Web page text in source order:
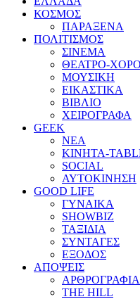
ΚΟΣΜΟΣ
ΠΑΡΑΞΕΝΑ
ΠΟΛΙΤΙΣΜΟΣ
ΣΙΝΕΜΑ
ΘΕΑΤΡΟ-
ΜΟΥΣΙΚΗ
ΕΙΚΑΣΤΙΚΑ
ΒΙΒΛΙΟ
ΧΕΙΡΟΓΡΑΦΑ
GEEK
ΝΕΑ
ΚΙΝΗΤΑ-
SOCIAL
ΑΥΤΟΚΙΝΗΣΗ
GOOD LIFE
ΓΥΝΑΙΚΑ
SHOWBIZ
ΤΑΞΙΔΙΑ
ΣΥΝΤΑΓΕΣ
ΕΞΟΔΟΣ
ΑΠΟΨΕΙΣ
ΑΡΘΡΟΓΡΑΦΙΑ
THE HILL